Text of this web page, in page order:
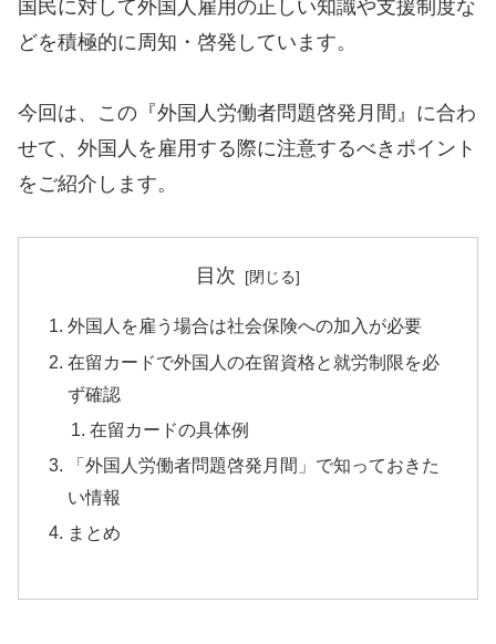
国民に対して外国人雇用の正しい知識や支援制度な
どを積極的に周知・啓発しています。
今回は、この『外国人労働者問題啓発月間』に合わ
せて、外国人を雇用する際に注意するべきポイント
をご紹介します。
目次
外国人を雇う場合は社会保険への加入が必要
在留カードで外国人の在留資格と就労制限を必
ず確認
在留カードの具体例
「外国人労働者問題啓発月間」で知っておきた
い情報
まとめ